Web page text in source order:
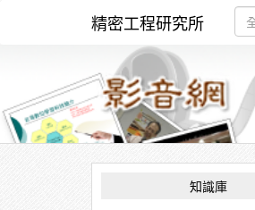
精密工程研究所
知識庫